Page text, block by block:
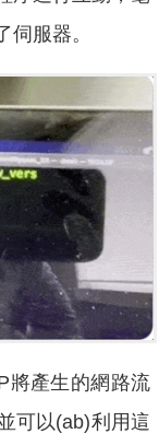
服器。
將產生的網路流
可以(ab)利用這